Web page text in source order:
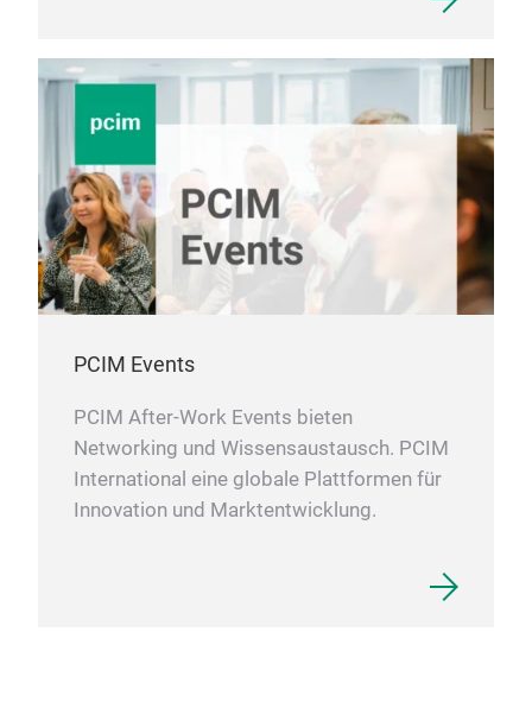
PCIM Events
PCIM After-Work Events bieten
Networking und Wissensaustausch. PCIM
International eine globale Plattformen für
Innovation und Marktentwicklung.